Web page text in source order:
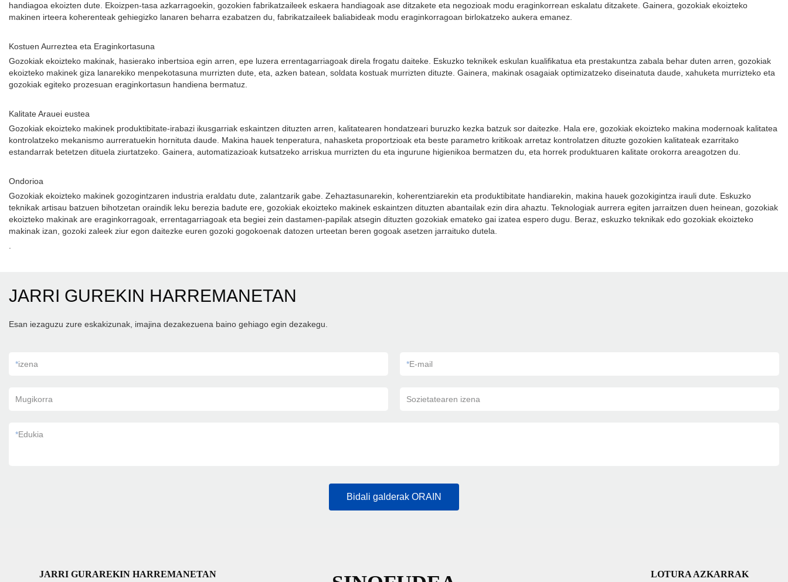
handiagoa ekoizten dute. Ekoizpen-tasa azkarragoekin, gozokien fabrikatzaileek eskaera handiagoak ase ditzakete eta negozioak modu eraginkorrean eskalatu ditzakete. Gainera, gozokiak ekoizteko
makinen irteera koherenteak gehiegizko lanaren beharra ezabatzen du, fabrikatzaileek baliabideak modu eraginkorragoan birlokatzeko aukera emanez.
Kostuen Aurreztea eta Eraginkortasuna
Gozokiak ekoizteko makinak, hasierako inbertsioa egin arren, epe luzera errentagarriagoak direla frogatu daiteke. Eskuzko teknikek eskulan kualifikatua eta prestakuntza zabala behar duten arren, gozokiak
ekoizteko makinek giza lanarekiko menpekotasuna murrizten dute, eta, azken batean, soldata kostuak murrizten dituzte. Gainera, makinak osagaiak optimizatzeko diseinatuta daude, xahuketa murrizteko eta
gozokiak egiteko prozesuan eraginkortasun handiena bermatuz.
Kalitate Arauei eustea
Gozokiak ekoizteko makinek produktibitate-irabazi ikusgarriak eskaintzen dituzten arren, kalitatearen hondatzeari buruzko kezka batzuk sor daitezke. Hala ere, gozokiak ekoizteko makina modernoak kalitatea
kontrolatzeko mekanismo aurreratuekin hornituta daude. Makina hauek tenperatura, nahasketa proportzioak eta beste parametro kritikoak arretaz kontrolatzen dituzte gozokien kalitateak ezarritako
estandarrak betetzen dituela ziurtatzeko. Gainera, automatizazioak kutsatzeko arriskua murrizten du eta ingurune higienikoa bermatzen du, eta horrek produktuaren kalitate orokorra areagotzen du.
Ondorioa
Gozokiak ekoizteko makinek gozogintzaren industria eraldatu dute, zalantzarik gabe. Zehaztasunarekin, koherentziarekin eta produktibitate handiarekin, makina hauek gozokigintza irauli dute. Eskuzko
teknikak artisau batzuen bihotzetan oraindik leku berezia badute ere, gozokiak ekoizteko makinek eskaintzen dituzten abantailak ezin dira ahaztu. Teknologiak aurrera egiten jarraitzen duen heinean, gozokiak
ekoizteko makinak are eraginkorragoak, errentagarriagoak eta begiei zein dastamen-papilak atsegin dituzten gozokiak emateko gai izatea espero dugu. Beraz, eskuzko teknikak edo gozokiak ekoizteko
makinak izan, gozoki zaleek ziur egon daitezke euren gozoki gogokoenak datozen urteetan beren gogoak asetzen jarraituko dutela.
JARRI GUREKIN HARREMANETAN
Esan iezaguzu zure eskakizunak, imajina dezakezuena baino gehiago egin dezakegu.
*izena *E-mail
Mugikorra Sozietatearen izena
*Edukia
Bidali galderak ORAIN
JARRI GURAREKIN HARREMANETAN LOTURA AZKARRAK